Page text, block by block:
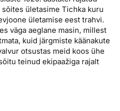
ületasime Tichka kuru
ületamise eest trahvi.
väga aeglane masin, millest
kuid järgmiste käänakute
otsustas meid koos ühe
teinud ekipaažiga rajalt